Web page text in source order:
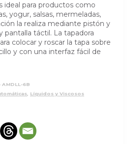
ideal para productos como
yogur, salsas, mermeladas,
la realiza mediante pistón y
pantalla táctil. La tapadora
colocar y roscar la tapa sobre
y con una interfaz fácil de
AMDLL-6B
, Líquidos y Viscosos